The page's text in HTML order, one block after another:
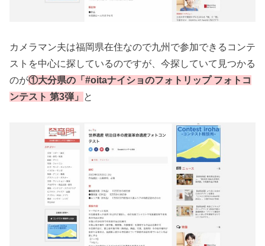
カメラマン夫は福岡県在住なので九州で参加できるコンテ
ストを中心に探しているのですが、今探していて見つかる
のが①大分県の「#oitaナイショのフォトリップ フォトコ
ンテスト 第3弾」
と